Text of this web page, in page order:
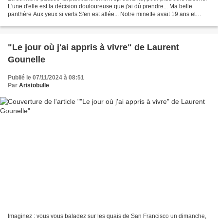
L'une d'elle est la décision douloureuse que j'ai dû prendre... Ma belle
panthère Aux yeux si verts S'en est allée... Notre minette avait 19 ans et
"Le jour où j'ai appris à vivre" de Laurent
Gounelle
Publié le 07/11/2024 à 08:51
Par Aristobulle
Imaginez : vous vous baladez sur les quais de San Francisco un dimanche,